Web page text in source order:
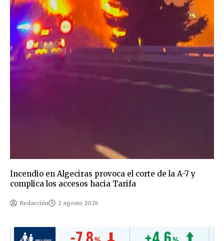
Incendio en Algeciras provoca el corte de la A-7 y
complica los accesos hacia Tarifa
Redacción 2 agosto 2026